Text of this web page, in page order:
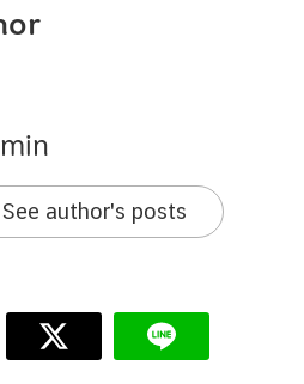
See author's posts